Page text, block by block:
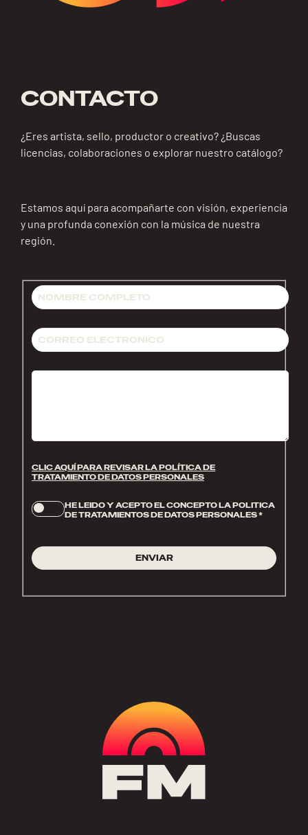
CONTACTO
¿Eres artista, sello, productor o creativo? ¿Buscas
licencias, colaboraciones o explorar nuestro catálogo?
Estamos aquí para acompañarte con visión, experiencia
y una profunda conexión con la música de nuestra
región.
CLIC AQUÍ PARA REVISAR LA POLÍTICA DE
TRATAMIENTO DE DATOS PERSONALES
HE LEIDO Y ACEPTO EL CONCEPTO LA POLITICA
DE TRATAMIENTOS DE DATOS PERSONALES*
ENVIAR